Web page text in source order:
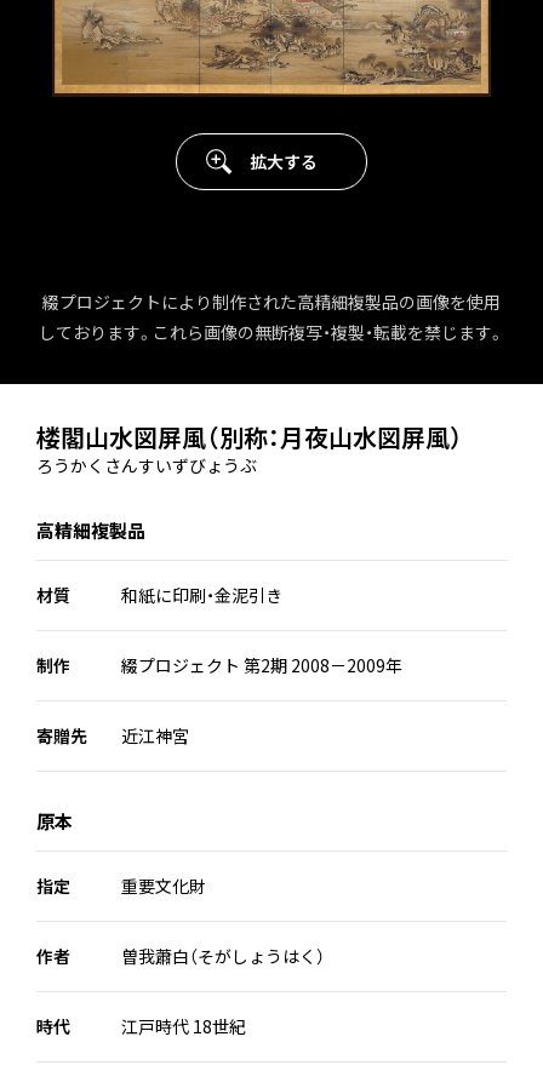
拡大する
綴プロジェクトにより制作された高精細複製品の画像を使用
しております。これら画像の無断複写・複製・転載を禁じます。
楼閣山水図屏風（別称：月夜山水図屏風）
ろうかくさんすいずびょうぶ
高精細複製品
材質 和紙に印刷・金泥引き
制作 綴プロジェクト 第2期 2008－2009年
寄贈先 近江神宮
原本
指定 重要文化財
作者 曽我蕭白（そがしょうはく）
時代 江戸時代 18世紀